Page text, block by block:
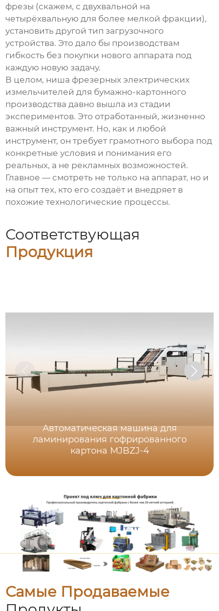
фрезы (скажем, с двухвальной на
четырёхвальную для более мелкой фракции),
установить другой тип загрузочного
устройства. Это дало бы производствам
гибкость без покупки нового аппарата под
каждую новую задачу.
В целом, ниша фрезерных электрических
измельчителей для бумажно-картонного
производства давно вышла из стадии
экспериментов. Это отработанный, жизненно
важный инструмент. Но, как и любой
инструмент, он требует грамотного выбора под
конкретные условия и понимания его
реальных, а не рекламных возможностей.
Главное — смотреть не только на аппарат, но и
на опыт тех, кто его создаёт и внедряет в
похожие технологические процессы.
Соответствующая
Продукция
Автоматическая машина для
ламинирования гофрированного
картона MJBZJ-4
Самые Продаваемые